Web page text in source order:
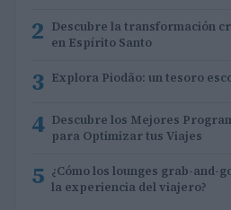
2 Descubre la transformación
en Espírito Santo
3 Explora Piodão: un tesoro
4 Descubre los Mejores
para Optimizar tus Viajes
5 ¿Cómo los lounges grab-and-
la experiencia del viajero?